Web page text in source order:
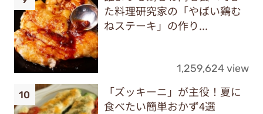
た料理研究家の「やばい鶏む
ねステーキ」の作り...
1,259,624 view
「ズッキーニ」が主役！夏に
食べたい簡単おかず4選